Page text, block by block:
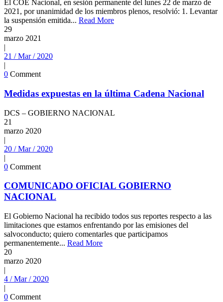
El COE Nacional, en sesión permanente del lunes 22 de marzo de
2021, por unanimidad de los miembros plenos, resolvió: 1. Levantar
la suspensión emitida... Read More
29
marzo 2021
|
21 / Mar / 2020
|
0 Comment
Medidas expuestas en la última Cadena Nacional
DCS – GOBIERNO NACIONAL
21
marzo 2020
|
20 / Mar / 2020
|
0 Comment
COMUNICADO OFICIAL GOBIERNO
NACIONAL
El Gobierno Nacional ha recibido todos sus reportes respecto a las
limitaciones que estamos enfrentando por las emisiones del
salvoconducto; quiero comentarles que participamos
permanentemente... Read More
20
marzo 2020
|
4 / Mar / 2020
|
0 Comment